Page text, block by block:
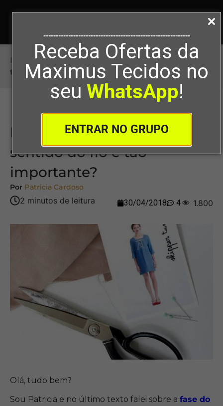
-----------------------------------------------------------
Receba Ofertas da
Maximus Tecidos no
seu WhatsApp!
ENTRAR NO GRUPO
Início > Por que cortar tecidos no sentido do fio é
tão importante?
Por que cortar tecidos no
sentido do fio é tão
importante?
Por Patricia Cardoso
30/04/2018 4 1.800
Olá, tudo bem?
Sou Patricia e no último texto falei sobre a fase do